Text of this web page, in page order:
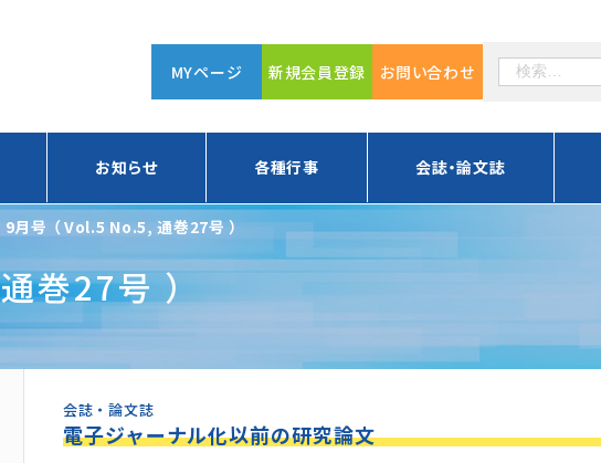
MYページ 新規会員登録 お問い合わせ
お知らせ 各種行事 会誌・論文誌
9月号 （ Vol.5 No.5, 通巻27号 ）
9月号 （ Vol.5 No.5, 通巻27号 ）
会誌・論文誌
電子ジャーナル化以前の研究論文